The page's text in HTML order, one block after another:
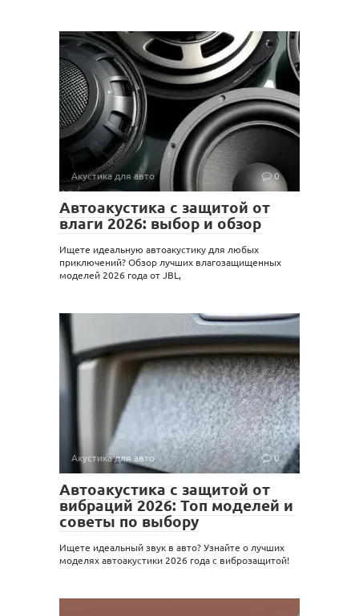
Акустика для авто 0
Автоакустика с защитой от
влаги 2026: выбор и обзор
Ищете идеальную автоакустику для любых
приключений? Обзор лучших влагозащищенных
моделей 2026 года от JBL,
Акустика для авто 0
Автоакустика с защитой от
вибраций 2026: Топ моделей и
советы по выбору
Ищете идеальный звук в авто? Узнайте о лучших
моделях автоакустики 2026 года с виброзащитой!